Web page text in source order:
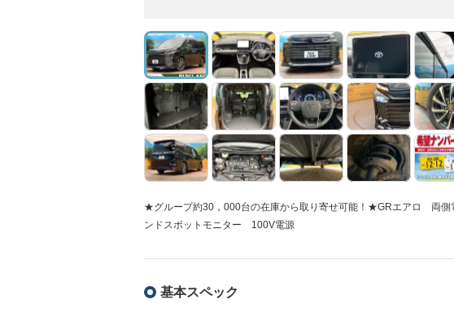
★グループ約30，000台の在庫から取り寄せ可能！★GRエアロ 両
ンドスポットモニター 100V電源
基本スペック